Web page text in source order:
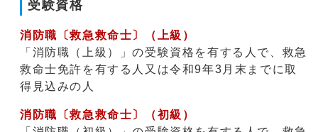
受験資格
消防職〔救急救命士〕（上級）
「消防職（上級）」の受験資格を有する人で、救急
救命士免許を有する人又は令和9年3月末までに取
得見込みの人
消防職〔救急救命士〕（初級）